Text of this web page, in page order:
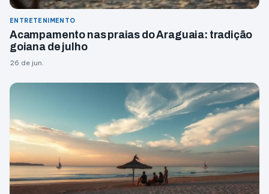
ENTRETENIMENTO
Acampamento nas praias do Araguaia: tradição
goiana de julho
26 de jun.